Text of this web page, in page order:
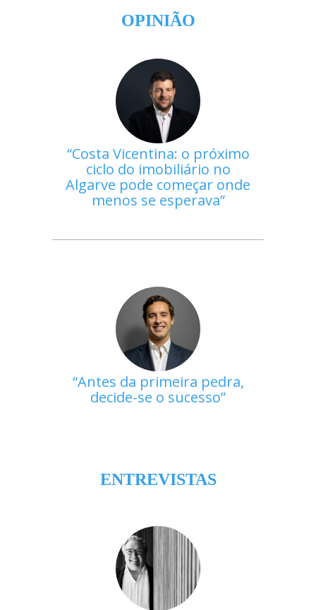
OPINIÃO
Costa Vicentina: o próximo
ciclo do imobiliário no
Algarve pode começar onde
menos se esperava
Antes da primeira pedra,
decide-se o sucesso
ENTREVISTAS